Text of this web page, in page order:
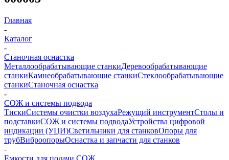
Главная
-
Каталог
-
Станочная оснастка
Металлообрабатывающие станкиДеревообрабатывающие
станкиКамнеобрабатывающие станкиСтеклообрабатывающие
станкиСтаночная оснастка
-
СОЖ и системы подвода
ТискиСистемы очистки воздухаРежущий инструментСтолы и
подставкиСОЖ и системы подводаУстройства цифровой
индикации (УЦИ)Светильники для станковОпоры для
трубВиброопорыОснастка и запчасти для станков
-
Емкости для подачи СОЖ